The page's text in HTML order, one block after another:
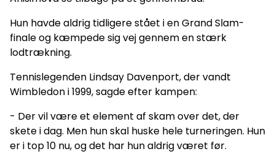
Hun havde aldrig tidligere stået i en Grand Slam-
finale og kæmpede sig vej gennem en stærk
lodtrækning.
Tennislegenden Lindsay Davenport, der vandt
Wimbledon i 1999, sagde efter kampen:
- Der vil være et element af skam over det, der
skete i dag. Men hun skal huske hele turneringen. Hun
er i top 10 nu, og det har hun aldrig været før.